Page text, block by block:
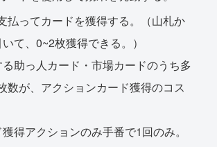
払ってカードを獲得する。（山札か
て、0~2枚獲得できる。）
助っ人カード・市場カードのうち多
数が、アクションカード獲得のコス
得アクションのみ手番で1回のみ。